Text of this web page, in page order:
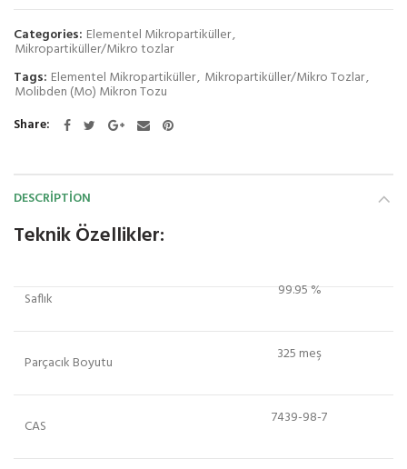
Categories: Elementel Mikropartiküller,
Mikropartiküller/Mikro tozlar
Tags: Elementel Mikropartiküller, Mikropartiküller/Mikro Tozlar,
Molibden (Mo) Mikron Tozu
Share
DESCRIPTION
Teknik Özellikler:
Saflık 99.95 %
Parçacık Boyutu 325 meş
CAS 7439-98-7